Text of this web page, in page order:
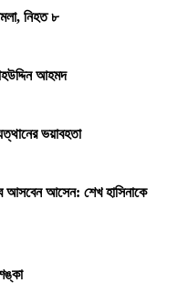
নিহত ৮
আহমদ
ভয়াবহতা
আসেন: শেখ হাসিনাকে